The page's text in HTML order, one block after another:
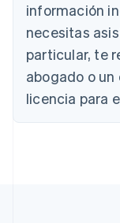
información
necesitas
particular, te
abogado o
licencia para
Austria
DeutschEnglish
Bélgica
Brasil
Português